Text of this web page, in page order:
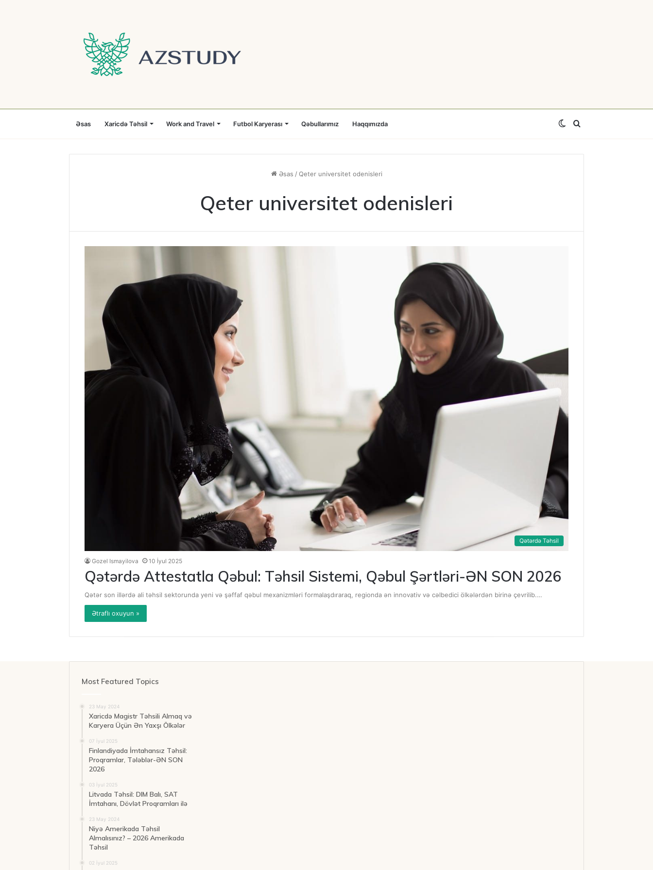
Əsas Xaricdə Təhsil Work and Travel Futbol Karyerası Qəbullarımız Haqqımızda Axtar
Switch
skin
Əsas / Qeter universitet odenisleri
Qeter universitet odenisleri
Qətərdə Təhsil
Gozel Ismayilova 10 İyul 2025
Qətərdə Attestatla Qəbul: Təhsil Sistemi, Qəbul Şərtləri-ƏN SON 2026
Qətər son illərdə ali təhsil sektorunda yeni və şəffaf qəbul mexanizmləri formalaşdıraraq, regionda ən innovativ və cəlbedici ölkələrdən birinə çevrilib.…
Ətraflı oxuyun »
Most Featured Topics
23 May 2024
Xaricdə Magistr Təhsili Almaq və
Karyera Üçün Ən Yaxşı Ölkələr
07 İyul 2025
Finlandiyada İmtahansız Təhsil:
Proqramlar, Tələblər-ƏN SON
2026
03 İyul 2025
Litvada Təhsil: DIM Balı, SAT
İmtahanı, Dövlət Proqramları ilə
23 May 2024
Niyə Amerikada Təhsil
Almalısınız? – 2026 Amerikada
Təhsil
02 İyul 2025